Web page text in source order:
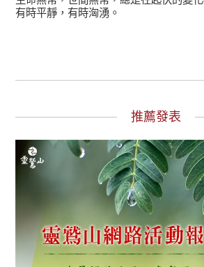
有時平靜，有時洶湧。
推薦發表